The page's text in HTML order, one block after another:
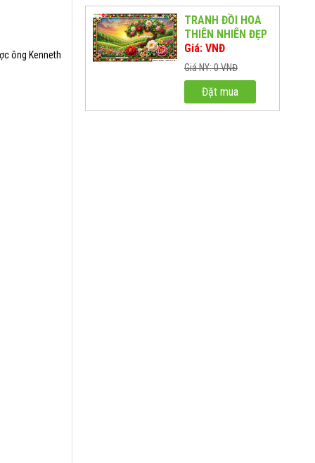
ông Kenneth
TRANH ĐỒI HOA
THIÊN NHIÊN ĐẸP
NHẤT TH01
Giá: VNĐ
Giá NY: 0 VNĐ
Đặt mua